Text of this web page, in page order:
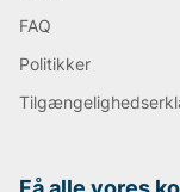
FAQ
Politikker